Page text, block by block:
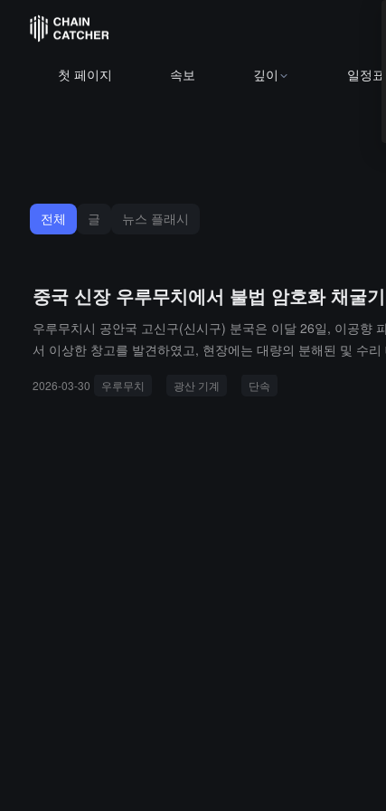
첫 페이지 속보 깊이 일정표
전체 글 뉴스 플래시
중국 신장 우루무치에서 불법 암호화 채굴
우루무치시 공안국 고신구(신시구) 분국은 이달 26일, 이공향
서 이상한 창고를 발견하였고, 현장에는 대량의 분해된 및 수
현장에서 총 310대의 수리 대기 중인 채굴기 장비가 법적으로
2026-03-30 우루무치 광산 기계 단속